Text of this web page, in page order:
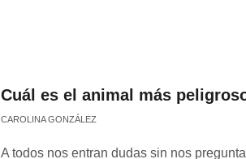
Cuál es el animal más
CAROLINA GONZÁLEZ
A todos nos entran dudas sin nos